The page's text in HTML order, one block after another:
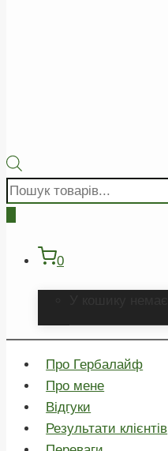
Пошук
товарів
0
Про Гербалайф
Про мене
Відгуки
Результати клієнтів